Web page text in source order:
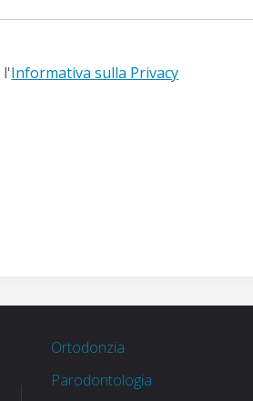
l'Informativa sulla Privacy
Ortodonzia
Parodontologia